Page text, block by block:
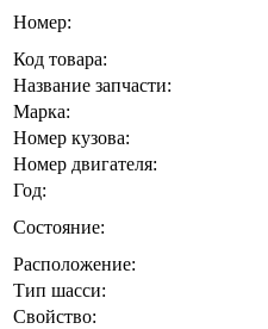
Номер:
Код товара:
Название запчасти:
Марка:
Номер кузова:
Номер двигателя:
Год:
Состояние:
Расположение:
Тип шасси:
Свойство: